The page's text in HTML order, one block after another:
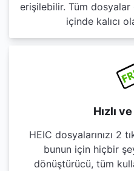
erişilebilir. Tüm
içinde kalıcı
Hızlı
HEIC dosyalarınızı 2
bunun için hiçbir
dönüştürücü, tüm